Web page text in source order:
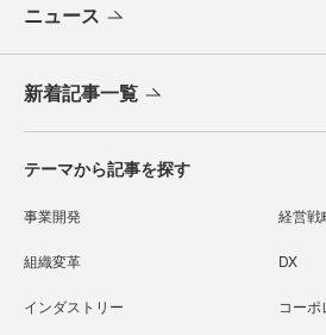
ニュース
新着記事一覧
テーマから記事を探す
事業開発 経営戦
組織変革 DX
インダストリー コー